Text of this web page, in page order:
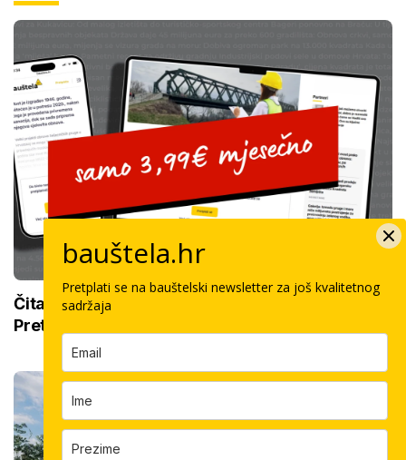
Čitajte bauštela.hr cijelo ljeto uz posebnu cijenu:
Pretplatite se za samo 3,99 € mjesečno
bauštela.hr
Pretplati se na bauštelski newsletter za još kvalitetnog
sadržaja